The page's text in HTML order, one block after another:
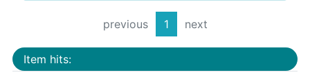
previous 1 next
Item hits: